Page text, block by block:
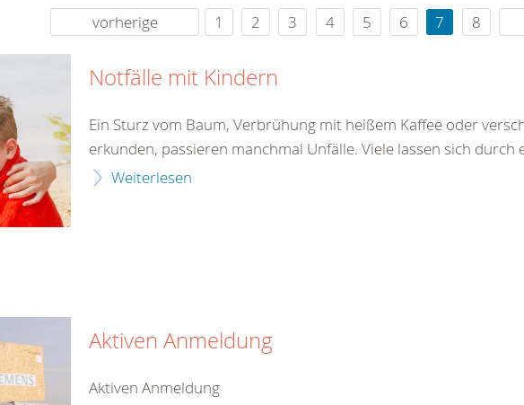
rund um die Uhr
vorherige
1 2 3 4 5 6 7 8
Notfälle mit Kindern
Ein Sturz vom Baum, Verbrühung mit heißem Kaffee oder
erkunden, passieren manchmal Unfälle. Viele lassen sich durch
Weiterlesen
Aktiven Anmeldung
Aktiven Anmeldung